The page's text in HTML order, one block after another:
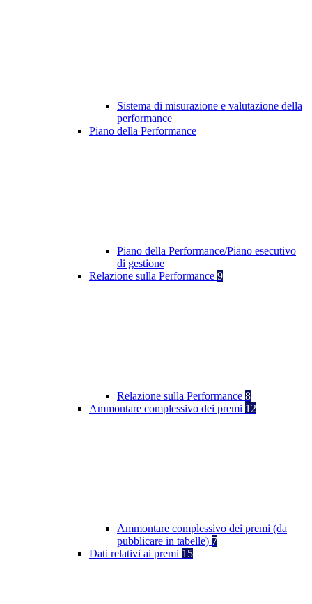
Sistema di misurazione e valutazione della
performance
Piano della Performance
Piano della Performance/Piano esecutivo
di gestione
Relazione sulla Performance 9
Relazione sulla Performance 8
Ammontare complessivo dei premi 12
Ammontare complessivo dei premi (da
pubblicare in tabelle) 7
Dati relativi ai premi 15